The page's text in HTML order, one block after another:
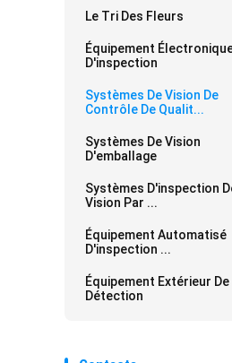
Le Tri Des Fleurs
Équipement
D'inspection
Systèmes De Vision De
Contrôle De Qualit...
Systèmes De Vision
D'emballage
Systèmes D'inspection
Vision Par ...
Équipement Automatisé
D'inspection ...
Équipement Extérieur De
Détection